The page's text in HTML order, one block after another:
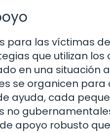
para las víctimas
que utilizan
en una situación
se organicen
ayuda, cada
apoyo robusto